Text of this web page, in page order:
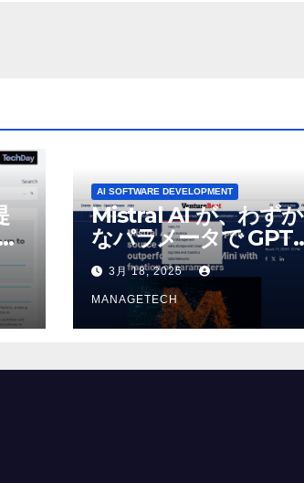
AI SOFTWARE DEVELOPMENT
Mistral AI が、わずか
なパラメータで GPT-
4o Mini を上回る新し
いオープンソース モ
デルをリリース |
VentureBeat
3月 18, 2025
MANAGETECH